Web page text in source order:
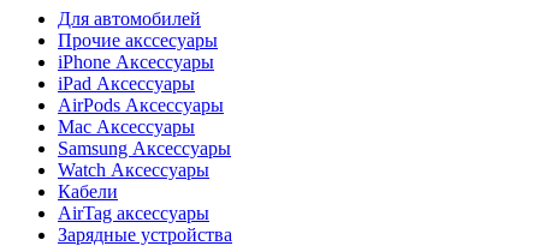
Для автомобилей
Прочие акссесуары
iPhone Аксессуары
iPad Аксессуары
AirPods Аксессуары
Mac Аксессуары
Samsung Аксессуары
Watch Аксессуары
Кабели
AirTag аксессуары
Зарядные устройства